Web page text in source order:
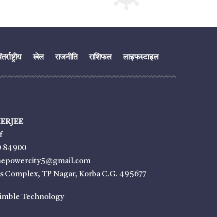
खेल राजनीति राशिफल लाइफस्टाइल
84900
Complex, TP Nagar, Korba C.G. 495677
Technology